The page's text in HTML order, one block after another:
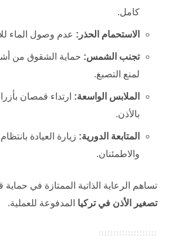
كامل.
الاستحمام الحذر: عدم وصول الماء
تجنب الشمس: حماية الشقوق من
لمنع التصبغ.
الملابس الواسعة: ارتداء قمصان
بالأذن.
المتابعة الدورية: زيارة العيادة
والاطمئنان.
تساهم الرعاية الذاتية الممتازة في حماية
تصغير الأذن في تركيا المدفوعة للعملية.